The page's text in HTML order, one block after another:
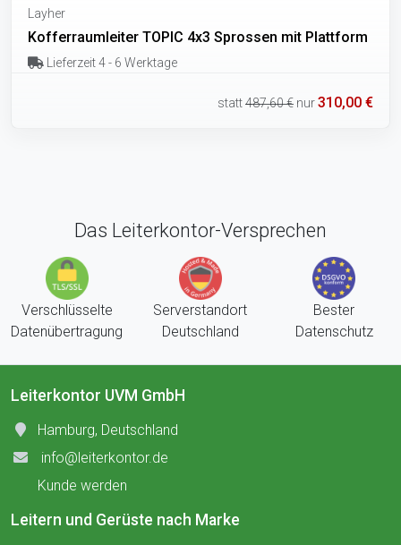
Layher
Kofferraumleiter TOPIC 4x3 Sprossen mit Plattform
Lieferzeit 4 - 6 Werktage
statt487,60 € nur310,00 €
Das Leiterkontor-Versprechen
Verschlüsselte
Datenübertragung
Serverstandort
Deutschland
Bester
Datenschutz
Leiterkontor UVM GmbH
Hamburg, Deutschland
info@leiterkontor.de
Kunde werden
Leitern und Gerüste nach Marke